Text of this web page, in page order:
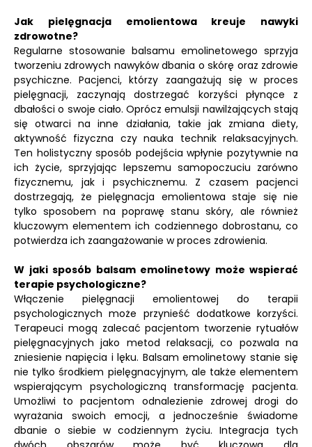
Jak pielęgnacja emolientowa kreuje nawyki
zdrowotne?
Regularne stosowanie balsamu emolinetowego sprzyja
tworzeniu zdrowych nawyków dbania o skórę oraz zdrowie
psychiczne. Pacjenci, którzy zaangażują się w proces
pielęgnacji, zaczynają dostrzegać korzyści płynące z
dbałości o swoje ciało. Oprócz emulsji nawilżających stają
się otwarci na inne działania, takie jak zmiana diety,
aktywność fizyczna czy nauka technik relaksacyjnych.
Ten holistyczny sposób podejścia wpłynie pozytywnie na
ich życie, sprzyjając lepszemu samopoczuciu zarówno
fizycznemu, jak i psychicznemu. Z czasem pacjenci
dostrzegają, że pielęgnacja emolientowa staje się nie
tylko sposobem na poprawę stanu skóry, ale również
kluczowym elementem ich codziennego dobrostanu, co
potwierdza ich zaangażowanie w proces zdrowienia.
W jaki sposób balsam emolinetowy może wspierać
terapie psychologiczne?
Włączenie pielęgnacji emolientowej do terapii
psychologicznych może przynieść dodatkowe korzyści.
Terapeuci mogą zalecać pacjentom tworzenie rytuałów
pielęgnacyjnych jako metod relaksacji, co pozwala na
zniesienie napięcia i lęku. Balsam emolinetowy stanie się
nie tylko środkiem pielęgnacyjnym, ale także elementem
wspierającym psychologiczną transformację pacjenta.
Umożliwi to pacjentom odnalezienie zdrowej drogi do
wyrażania swoich emocji, a jednocześnie świadome
dbanie o siebie w codziennym życiu. Integracja tych